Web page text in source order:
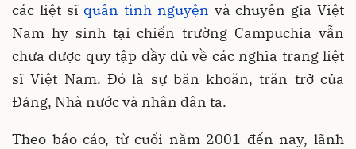
các liệt sĩ quân tình nguyện và chuyên gia Việt
Nam hy sinh tại chiến trường Campuchia vẫn
chưa được quy tập đầy đủ về các nghĩa trang liệt
sĩ Việt Nam. Đó là sự băn khoăn, trăn trở của
Đảng, Nhà nước và nhân dân ta.
Theo báo cáo, từ cuối năm 2001 đến nay, lãnh